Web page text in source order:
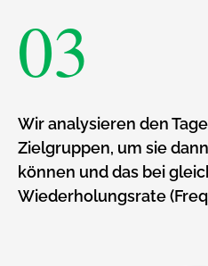
03
Wir analysieren den
Zielgruppen, um sie
können und das bei
Wiederholungsrate